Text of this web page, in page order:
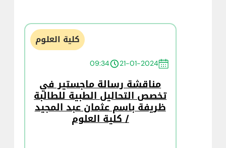
كلية العلوم
21-01-2024
09:34
مناقشة رسالة ماجستير في
تخصص التحاليل الطبية للطالبة
ظريفة باسم عثمان عبد المجيد
/ كلية العلوم